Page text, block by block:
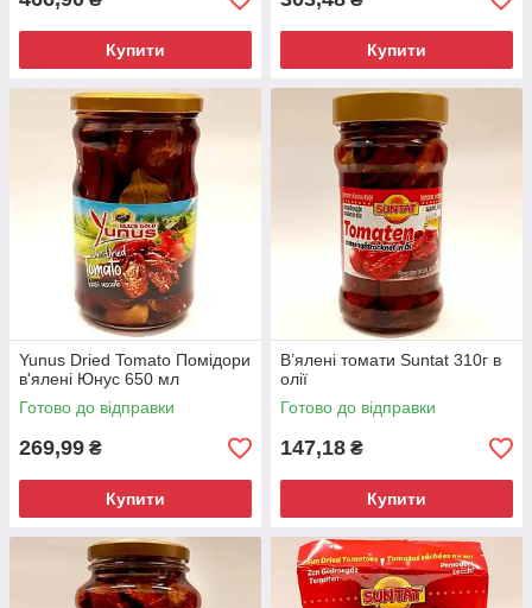
Купити Купити
Yunus Dried Tomato Помідори
в'ялені Юнус 650 мл
Готово до відправки
269,99 ₴
Купити
В’ялені томати Suntat 310г в
олії
Готово до відправки
147,18 ₴
Купити